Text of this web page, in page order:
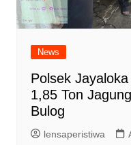
News
Polsek
1,85 Ton
Bulog
lensaperistiwa